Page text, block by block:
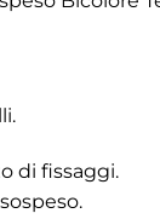
di fissaggi.